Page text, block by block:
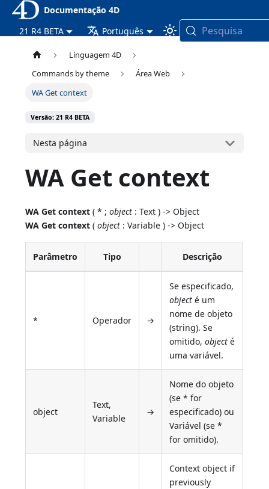
Documentação 4D
21 R4 BETA
Português Pesquisa
Línguagem 4D
Commands by theme
Área Web
WA Get context
Versão: 21 R4 BETA
Nesta página
WA Get context
WA Get context ( * ;object : Text ) -> Object
WA Get context (object : Variable ) -> Object
Parâmetro Tipo Descrição
* Operador →
Se especificado,
object é um
nome de objeto
(string). Se
omitido,object é
uma variável.
object
Text,
Variable
→
Nome do objeto
(se * for
especificado) ou
Variável (se *
for omitido).
Context object if
previously